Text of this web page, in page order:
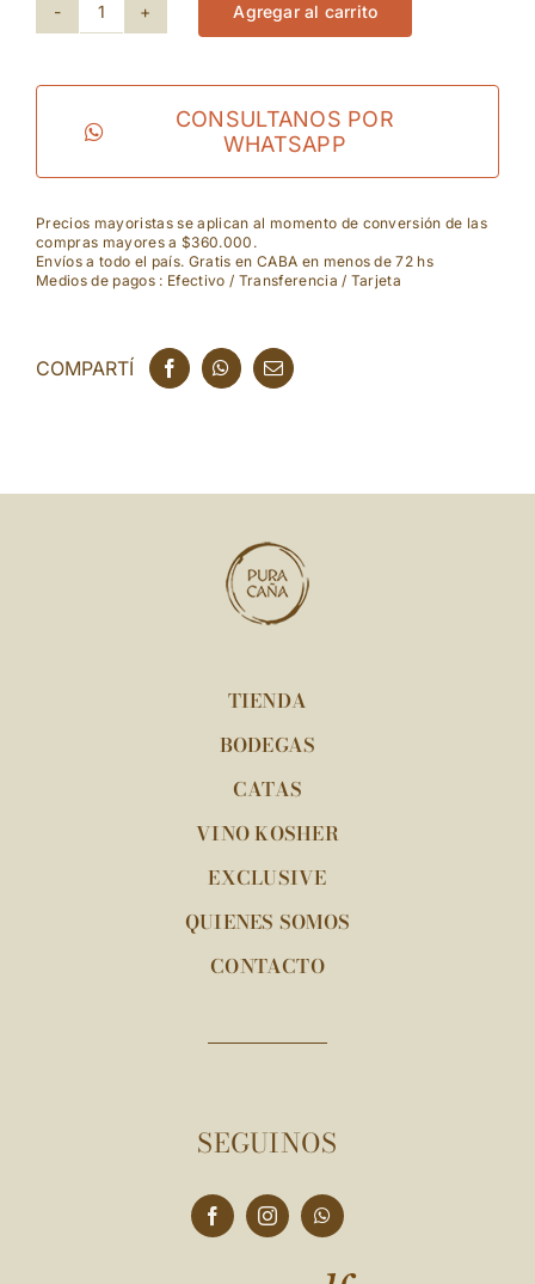
Gamla
-
Agregar al carrito
CONSULTANOS POR
WHATSAPP
Precios mayoristas se aplican al momento de conversión de las
compras mayores a $360.000.
Envíos a todo el país. Gratis en CABA en menos de 72 hs
Medios de pagos : Efectivo / Transferencia / Tarjeta
COMPARTÍ
TIENDA
BODEGAS
CATAS
VINO KOSHER
EXCLUSIVE
QUIENES SOMOS
CONTACTO
SEGUINOS